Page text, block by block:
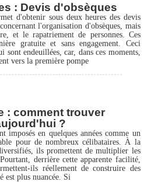
: Devis d'obsèques
d'obtenir sous deux heures des devis
l'organisation d'obsèques, mais
et le rapatriement de personnes. Ces
gratuite et sans engagement. Ceci
endeuillées, car, dans ces moments,
vers la première pompe
: comment trouver
?
imposés en quelques années comme un
pour de nombreux célibataires. À la
ils promettent de multiplier les
derrière cette apparente facilité,
ils réellement de construire des
est plus nuancée. Si